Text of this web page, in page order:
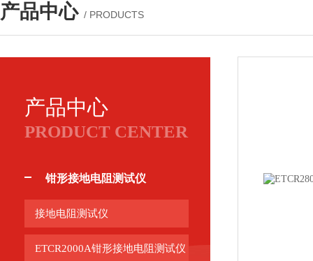
产品中心 / PRODUCTS
产品中心
PRODUCT CENTER
钳形接地电阻测试仪
接地电阻测试仪
ETCR2000A钳形接地电阻测试仪